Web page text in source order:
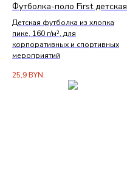
Футболка-поло First детская
Детская футболка из хлопка
пике, 160 г/м², для
корпоративных и спортивных
мероприятий
25,9BYN.